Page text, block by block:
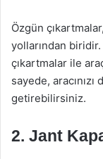
Özgün
yollarından
çıkartmalar ile
sayede,
getirebilirsiniz.
2. Jant